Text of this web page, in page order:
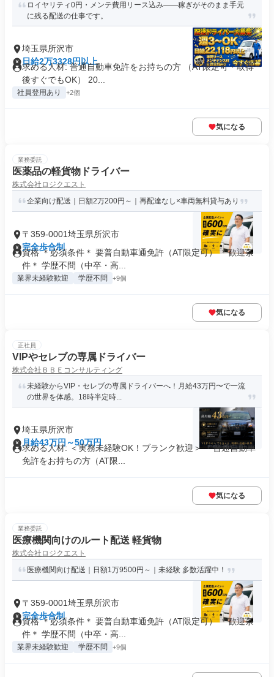
ロイヤリティ0円・メンテ費用リース込み――稼ぎがそのまま手元
に残る配送の仕事です。
埼玉県所沢市
日給2万3328円以上
求める人材: 普通自動車免許をお持ちの方 （AT限定可・取得
後すぐでもOK） 20...
社員登用あり +2個
気になる
業務委託
医薬品の軽貨物ドライバー
株式会社ロジクエスト
企業向け配送｜日額2万200円～｜再配達なし×車両無料貸与あり
〒359-0001埼玉県所沢市
完全歩合制
資格 ＊必須条件＊ 要普自動車通免許（AT限定可） ＊歓迎条
件＊ 学歴不問（中卒・高...
業界未経験歓迎 学歴不問 +9個
気になる
正社員
VIPやセレブの専属ドライバー
株式会社ＢＢＥコンサルティング
未経験からVIP・セレブの専属ドライバーへ！月給43万円〜で一流
の世界を体感。18時半定時...
埼玉県所沢市
月給43万円～50万円
求める人材: ＜実務未経験OK！ブランク歓迎＞ ・普通自動車
免許をお持ちの方（AT限...
気になる
業務委託
医療機関向けのルート配送 軽貨物
株式会社ロジクエスト
医療機関向け配送｜日額1万9500円～｜未経験 多数活躍中！
〒359-0001埼玉県所沢市
完全歩合制
資格 ＊必須条件＊ 要普自動車通免許（AT限定可） ＊歓迎条
件＊ 学歴不問（中卒・高...
業界未経験歓迎 学歴不問 +9個